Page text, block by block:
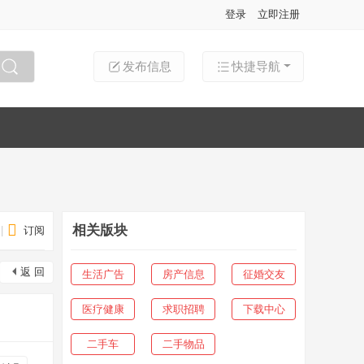
登录 立即注册
快捷导航
发布信息
订阅
返 回
相关版块
生活广告 房产信息 征婚交友
医疗健康 求职招聘 下载中心
二手车 二手物品